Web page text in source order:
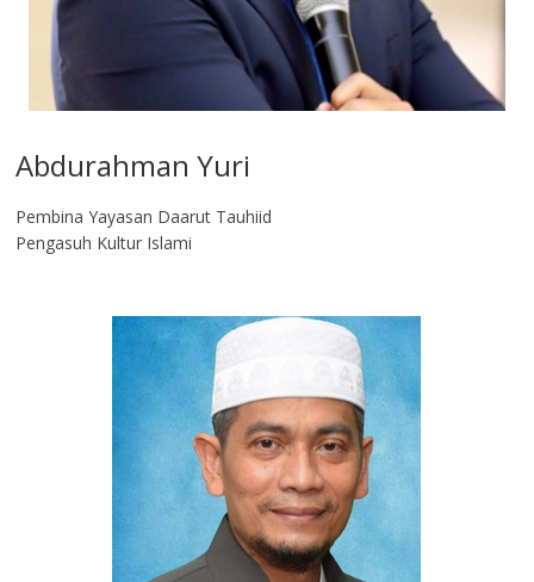
Abdurahman Yuri
Pembina Yayasan Daarut Tauhiid
Pengasuh Kultur Islami